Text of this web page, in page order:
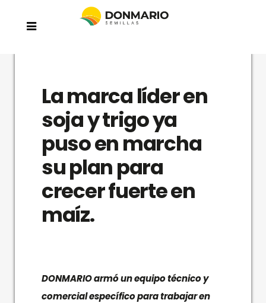
La marca líder en
soja y trigo ya
puso en marcha
su plan para
crecer fuerte en
maíz.
DONMARIO armó un equipo técnico y
comercial específico para trabajar en